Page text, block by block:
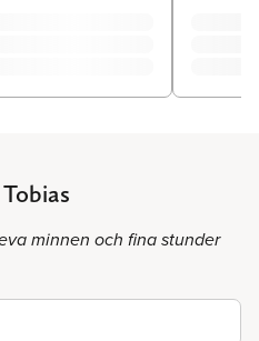
minnen och fina stunder